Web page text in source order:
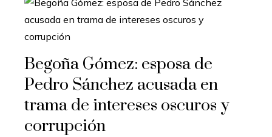
Begoña Gómez: esposa de
Pedro Sánchez acusada en
trama de intereses oscuros y
corrupción